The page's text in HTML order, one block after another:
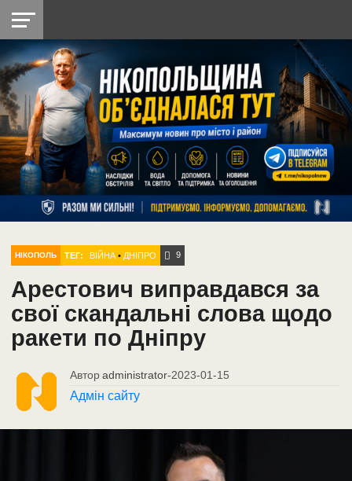
НІКОПОЛЬ
РАЙОН
СІЧЕСЛАВСЬКА
УКРАЇНА
РЕТРО
НІКОПОЛЬ
ЛАЙТ
УКРАЇНА
ДОПОМОГА
РАДІО
НІКОПОЛЬ ТЕГ: ВІЙНА • ДНІПРО 9
Арестович виправдався за
свої скандальні слова щодо
ракети по Дніпру
Автор administrator-2023-01-15
Адмін сайту